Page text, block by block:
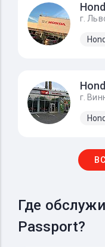
г.
Где
Passport?